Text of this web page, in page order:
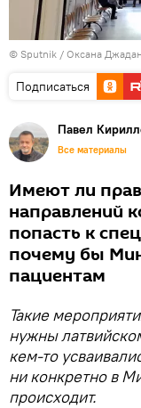
© Sputnik / Оксана Джадан
Подписаться
Павел
Все материалы
Имеют ли
направлений
попасть к
почему бы
пациентам
Такие
нужны
кем-то
ни конкретно в
происходит.